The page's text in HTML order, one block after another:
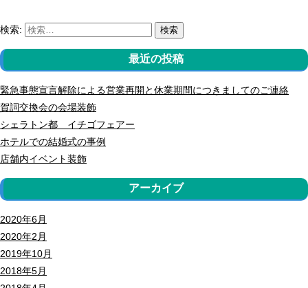
検索: 検索
最近の投稿
緊急事態宣言解除による営業再開と休業期間につきましてのご連絡
賀詞交換会の会場装飾
シェラトン都 イチゴフェアー
ホテルでの結婚式の事例
店舗内イベント装飾
アーカイブ
2020年6月
2020年2月
2019年10月
2018年5月